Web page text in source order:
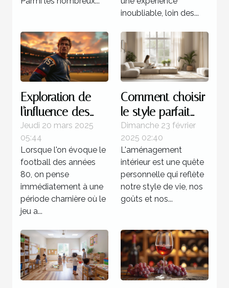
inoubliable, loin des...
Exploration de
l'influence des
stratégies
offensives dans
le football des
années 80
Jeudi 20 mars 2025
05:44
Lorsque l'on évoque le
football des années
80, on pense
immédiatement à une
période charnière où le
jeu a...
Comment choisir
le style parfait
pour votre
aménagement
intérieur
Dimanche 23 février
2025 02:40
L'aménagement
intérieur est une quête
personnelle qui reflète
notre style de vie, nos
goûts et nos...